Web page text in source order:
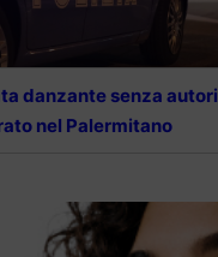
danzante senza
nel Palermitano